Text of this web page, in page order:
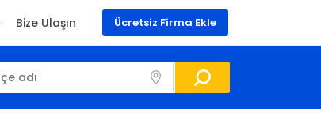
Ücretsiz Firma Ekle
Bize Ulaşın